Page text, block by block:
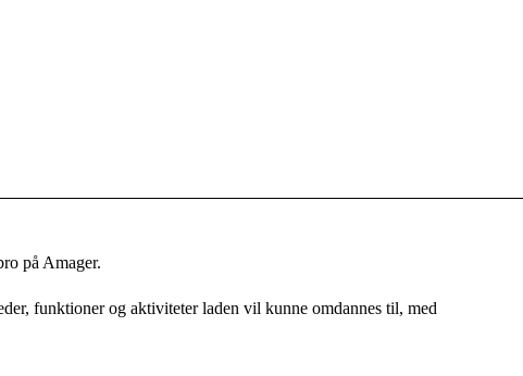
på Amager.
funktioner og aktiviteter laden vil kunne omdannes til, med